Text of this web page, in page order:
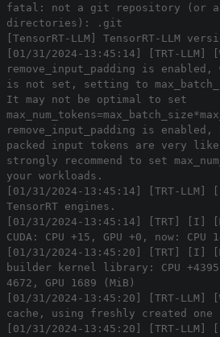
fatal: not a git repository (or
directories): .git
[TensorRT-LLM] TensorRT-LLM
[01/31/2024-13:45:14] [TRT-LLM]
remove_input_padding is enabled,
is not set, setting to
It may not be optimal to set
remove_input_padding is enabled,
packed input tokens are very
strongly recommend to set
your workloads.
[01/31/2024-13:45:14] [TRT-
TensorRT engines.
[01/31/2024-13:45:14] [TRT] [I]
CUDA: CPU +15, GPU +0, now: CPU
[01/31/2024-13:45:20] [TRT] [I]
builder kernel library: CPU +4395,
4672, GPU 1689 (MiB)
[01/31/2024-13:45:20] [TRT-
cache, using freshly created one
[01/31/2024-13:45:20] [TRT-LLM]